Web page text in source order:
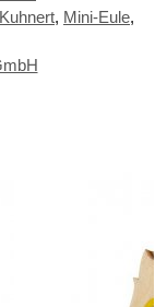
Kuhnert, Mini-Eule,